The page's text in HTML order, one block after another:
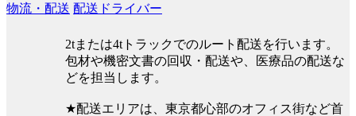
物流・配送 配送ドライバー
2tまたは4tトラックでのルート配送を行います。
包材や機密文書の回収・配送や、医療品の配送な
どを担当します。
★配送エリアは、東京都心部のオフィス街など首